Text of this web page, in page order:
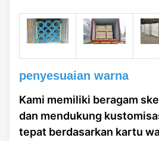
penyesuaian warna
Kami memiliki beragam
dan mendukung
tepat berdasarkan kartu